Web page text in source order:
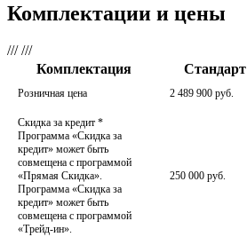
Комплектации и цены
/// ///
Комплектация
Стандарт
Розничная цена 2 489 900 руб.
Скидка за кредит *
Программа «Скидка за
кредит» может быть
совмещена с программой
«Прямая Скидка».
Программа «Скидка за
кредит» может быть
совмещена с программой
«Трейд-ин».
250 000 руб.